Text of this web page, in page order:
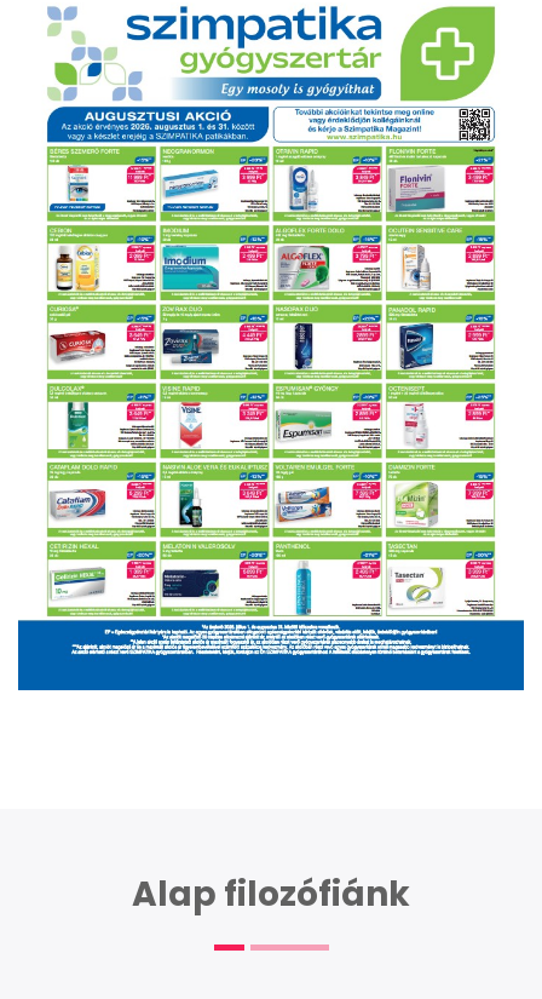
Alap filozófiánk